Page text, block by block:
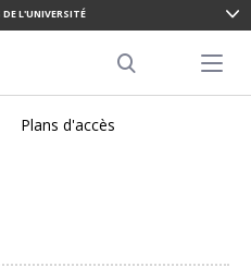
L'UNIVERSITÉ
Menu
Plans d'accès